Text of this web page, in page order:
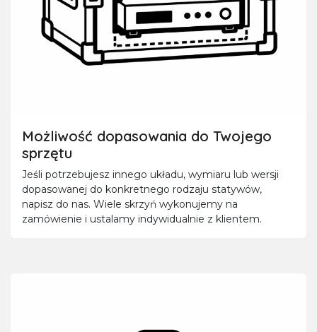
Możliwość dopasowania do Twojego
sprzętu
Jeśli potrzebujesz innego układu, wymiaru lub wersji
dopasowanej do konkretnego rodzaju statywów,
napisz do nas. Wiele skrzyń wykonujemy na
zamówienie i ustalamy indywidualnie z klientem.